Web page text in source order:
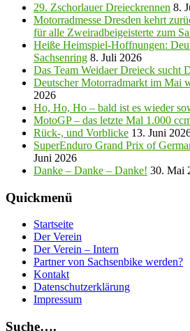
29. Zschorlauer Dreieckrennen 8.
Motorradmesse Dresden kehrt
für alle Zweiradbeigeisterte zum
Heiße Heimspiel-Hoffnungen:
Sachsenring 8. Juli 2026
Das Team Weidaer Dreieck sucht
Deutscher Motorradmarkt im Mai
2026
Ho, Ho, Ho – bald ist es wieder
MotoGP – das letzte Mal 1.000
Rück-, und Vorblicke 13. Juni
SuperEnduro Grand Prix of
Juni 2026
Danke – Danke – Danke! 30. Mai
Quickmenü
Startseite
Der Verein
Der Verein – Intern
Partner von Sachsenbike werden?
Kontakt
Datenschutzerklärung
Impressum
Suche….